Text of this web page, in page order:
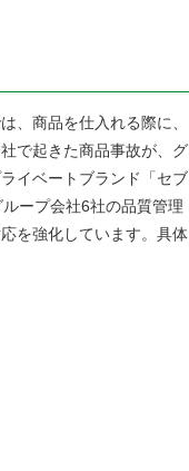
、商品を仕入れる際に、
で起きた商品事故が、グ
イベートブランド「セブ
ープ会社6社の品質管理
を強化しています。具体